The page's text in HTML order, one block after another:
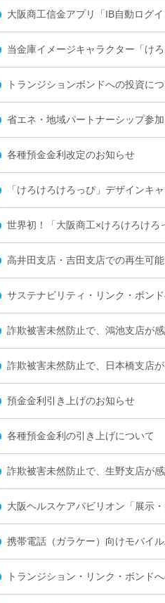
大阪商工信金アプリ「IB自動ログ
当金庫イメージキャラクター「け
トランジションボンドへの投資に
省エネ・地域パートナーシップ参
各種預金金利改定のお知らせ
「けろけろけろっぴ」デザインキ
世界初！「大阪商工×けろけろけろ
高井田支店・吉田支店での再生可
サステナビリティ・リンク・ボン
詐欺被害未然防止で、鴻池支店が
詐欺被害未然防止で、日本橋支店
預金金利引き上げのお知らせ
各種預金金利の引き上げについて
詐欺被害未然防止で、生野支店が
大阪ヘルスケアパビリオン「展示
携帯電話（ガラケー）向けモバイ
トランジション・リンク・ボンド